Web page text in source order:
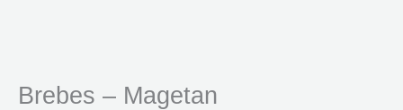
Brebes – Magetan